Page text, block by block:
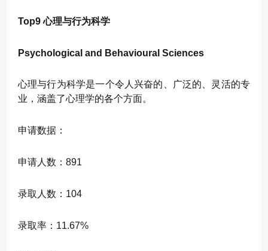
Top9 心理与行为科学
Psychological and Behavioural Sciences
心理与行为科学是一个令人兴奋的、广泛的、灵活的专
业，涵盖了心理学的各个方面。
申请数据：
申请人数：891
录取人数：104
录取率：11.67%